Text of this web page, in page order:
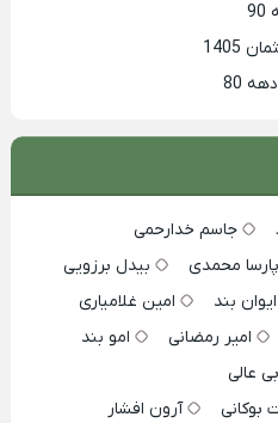
جاسم خدارحمی
پارسا محمدی
بیدل برزویی
ایوان بند
امین غلامیاری
امیر رمضانی
امو بند
عالی
بوکانی
آرون افشار